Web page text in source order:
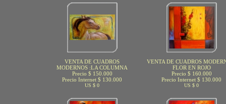
VENTA DE CUADROS
MODERNOS :LA COLUMNA
Precio $ 150.000
Precio Internet $ 130.000
US $ 0
VENTA DE CUADROS
FLOR EN ROJO
Precio $ 160.000
Precio Internet $ 130.000
US $ 0